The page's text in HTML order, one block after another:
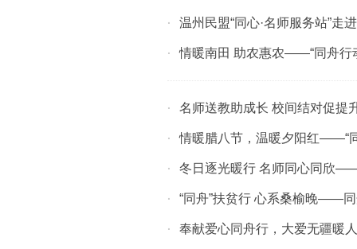
· 温州民盟“同心·名师服务站”走
· 情暖南田 助农惠农——“同舟行
· 名师送教助成长 校间结对促提
· 情暖腊八节，温暖夕阳红——“
· 冬日逐光暖行 名师同心同欣——
· “同舟”扶贫行 心系桑榆晚——
· 奉献爱心同舟行，大爱无疆暖